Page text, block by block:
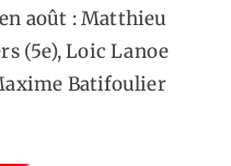
août : Matthieu
(5e), Loic Lanoe
Batifoulier